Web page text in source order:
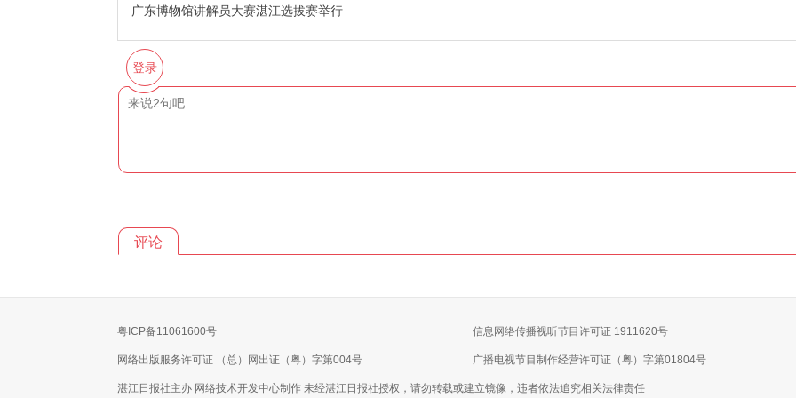
广东博物馆讲解员大赛湛江选拔赛举行
登录
评论
粤ICP备11061600号 信息网络传播视听节目许可证 1911620号
网络出版服务许可证 （总）网出证（粤）字第004号 广播电视节目制作经营许可证（粤）字第01804号
湛江日报社主办 网络技术开发中心制作 未经湛江日报社授权，请勿转载或建立镜像，违者依法追究相关法律责任